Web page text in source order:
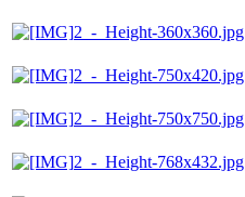
2_-_Height-360x360.jpg
2_-_Height-750x420.jpg
2_-_Height-750x750.jpg
2_-_Height-768x432.jpg